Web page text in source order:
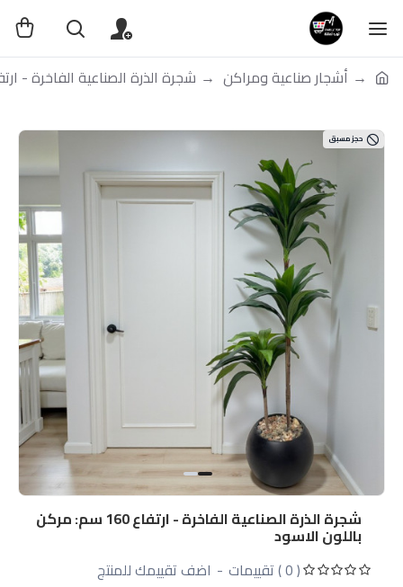
أشجار صناعية ومراكن شجرة الذرة الصناعية الفاخرة - ارتفاع 160 سم: مركن
حجز مسبق
شجرة الذرة الصناعية الفاخرة - ارتفاع 160 سم: مركن
باللون الاسود
( 0 ) تقييمات
- اضف تقييمك للمنتج